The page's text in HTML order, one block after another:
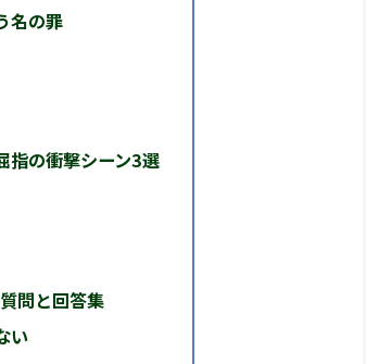
名の罪
指の衝撃シーン3選
問と回答集
い